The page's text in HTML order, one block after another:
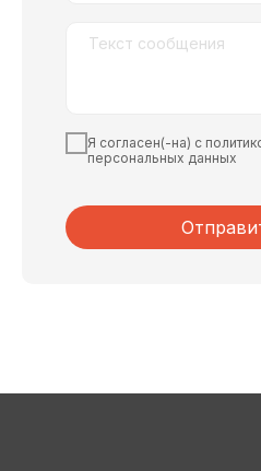
Я согласен(-на) с
персональных данных